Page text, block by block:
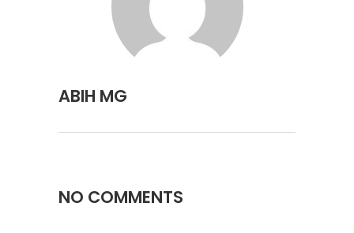
ABIH MG
NO COMMENTS